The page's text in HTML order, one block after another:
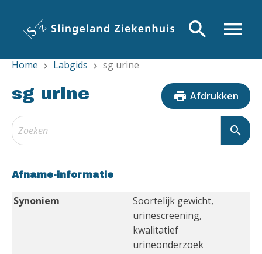
inhoud
menu
search
Home chevron_right Labgids chevron_right sg urine
sg urine print Afdrukken
search
Afname-informatie
Synoniem
Soortelijk gewicht,
urinescreening,
kwalitatief
urineonderzoek